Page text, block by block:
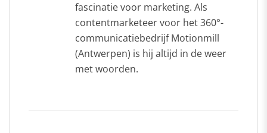
fascinatie voor marketing. Als
contentmarketeer voor het 360°-
communicatiebedrijf Motionmill
(Antwerpen) is hij altijd in de weer
met woorden.